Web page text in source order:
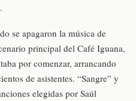
se apagaron la música de
principal del Café Iguana,
por comenzar, arrancando
de asistentes. “Sangre” y
elegidas por Saúl